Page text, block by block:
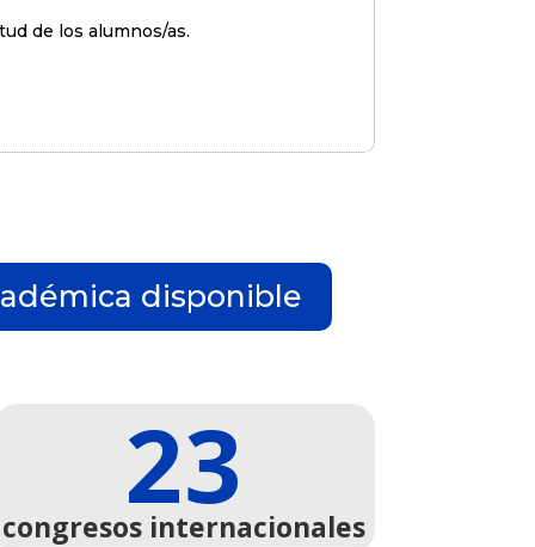
de los alumnos/as.
disponible
23
congresos internacionales